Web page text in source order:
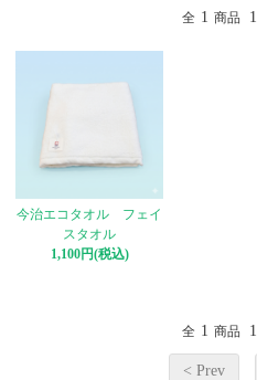
全 1 商品 1
今治エコタオル フェイ
スタオル
1,100円(税込)
全 1 商品 1
< Prev